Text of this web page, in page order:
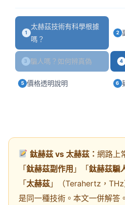
1
太赫茲技術有科學根據
嗎？
2
3 騙人嗎？如何辨真偽 4
5 價格透明說明 6
鈦赫茲 vs 太赫茲：網路上
「鈦赫茲副作用 」「鈦赫茲騙
「太赫茲 」（Terahertz，
是同一種技術。本文一併解答。